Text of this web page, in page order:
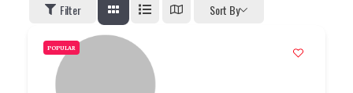
Filter Sort By
POPULAR